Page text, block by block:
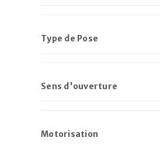
Type de Pose
Sens d'ouverture
Motorisation